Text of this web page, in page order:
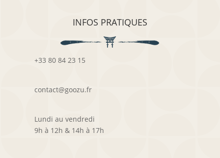
INFOS PRATIQUES
+33 80 84 23 15
contact@goozu.fr
Lundi au vendredi
9h à 12h & 14h à 17h